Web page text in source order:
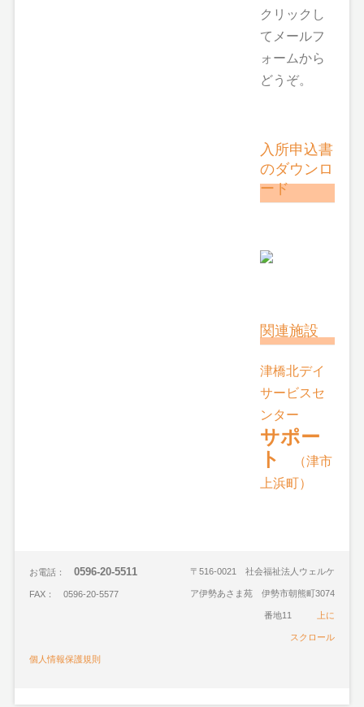
クリックし
てメールフ
ォームから
どうぞ。
入所申込書
のダウンロ
ード
関連施設
津橋北デイ
サービスセ
ンター
サポー
ト
（津市
上浜町）
お電話：0596-20-5511
FAX： 0596-20-5577
〒516-0021 社会福祉法人ウェルケ
ア伊勢あさま苑 伊勢市朝熊町3074
番地11 上に
スクロール
個人情報保護規則